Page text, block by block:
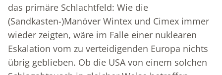
das primäre Schlachtfeld: Wie die
(Sandkasten-)Manöver Wintex und Cimex immer
wieder zeigten, wäre im Falle einer nuklearen
Eskalation vom zu verteidigenden Europa nichts
übrig geblieben. Ob die USA von einem solchen